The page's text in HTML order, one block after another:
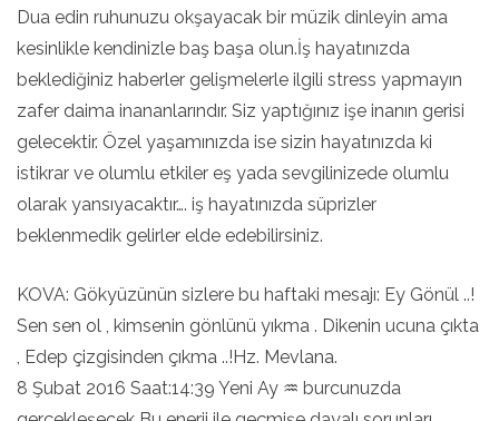
Dua edin ruhunuzu okşayacak bir müzik dinleyin ama
kesinlikle kendinizle baş başa olun.İş hayatınızda
beklediğiniz haberler gelişmelerle ilgili stress yapmayın
zafer daima inananlarındır. Siz yaptığınız işe inanın gerisi
gelecektir. Özel yaşamınızda ise sizin hayatınızda ki
istikrar ve olumlu etkiler eş yada sevgilinizede olumlu
olarak yansıyacaktır…. iş hayatınızda süprizler
beklenmedik gelirler elde edebilirsiniz.
KOVA: Gökyüzünün sizlere bu haftaki mesajı: Ey Gönül ..!
Sen sen ol , kimsenin gönlünü yıkma . Dikenin ucuna çıkta
, Edep çizgisinden çıkma ..!Hz. Mevlana.
8 Şubat 2016 Saat:14:39 Yeni Ay ♒ burcunuzda